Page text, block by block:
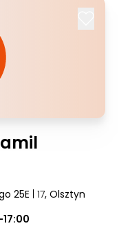
25E | 17, Olsztyn